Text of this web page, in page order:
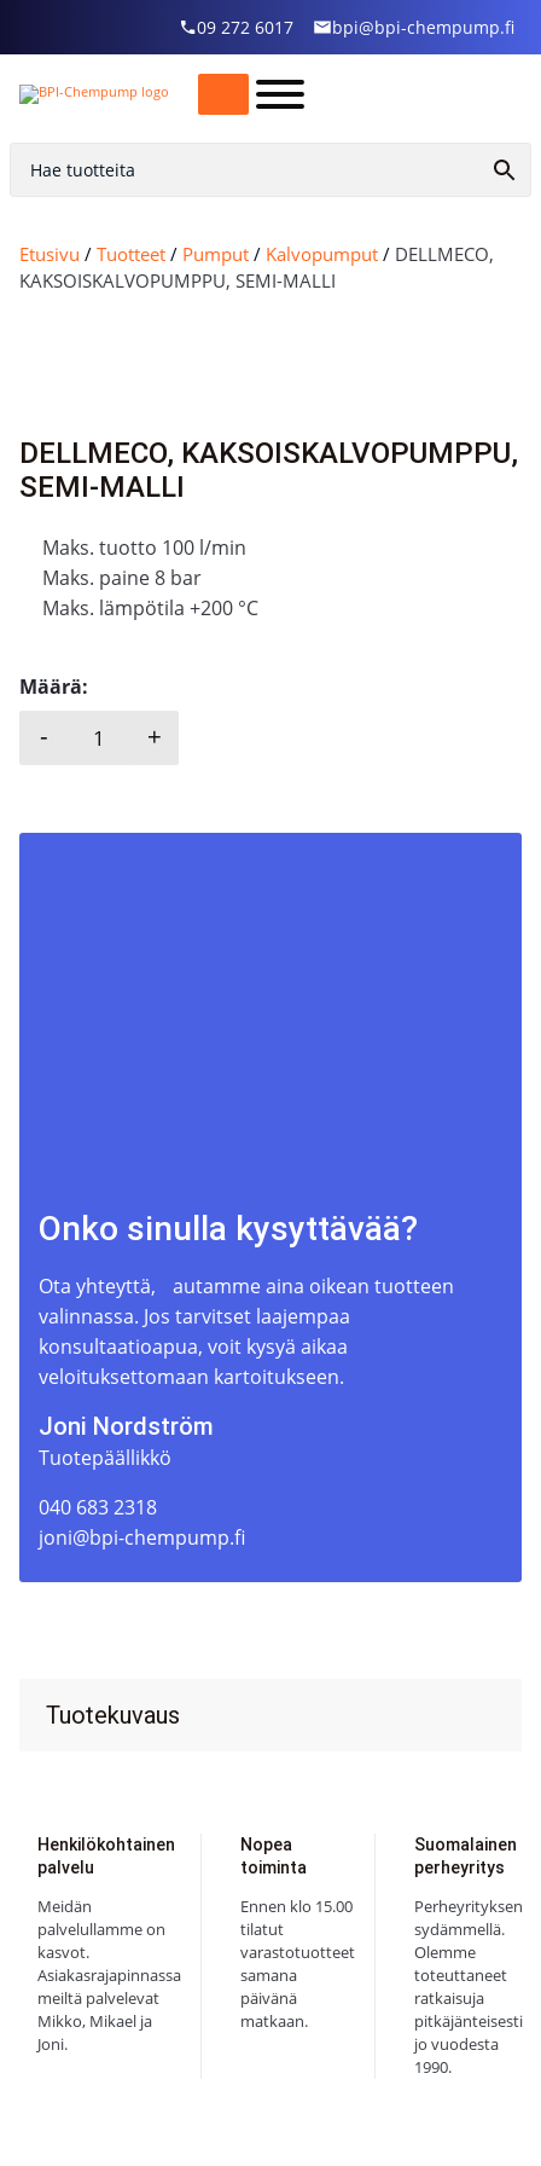
09 272 6017 bpi@bpi-chempump.fi
Etusivu / Tuotteet / Pumput / Kalvopumput / DELLMECO,
KAKSOISKALVOPUMPPU, SEMI-MALLI
DELLMECO, KAKSOISKALVOPUMPPU,
SEMI-MALLI
Maks. tuotto 100 l/min
Maks. paine 8 bar
Maks. lämpötila +200 °C
Määrä:
DELLMECO, KAKSOISKALVOPUMPPU, SEMI-
- +
Onko sinulla kysyttävää?
Ota yhteyttä, autamme aina oikean tuotteen
valinnassa. Jos tarvitset laajempaa
konsultaatioapua, voit kysyä aikaa
veloituksettomaan kartoitukseen.
Joni Nordström
Tuotepäällikkö
040 683 2318
joni@bpi-chempump.fi
Tuotekuvaus
Henkilökohtainen
palvelu
Meidän
palvelullamme on
kasvot.
Asiakasrajapinnassa
meiltä palvelevat
Mikko, Mikael ja
Joni.
Nopea
toiminta
Ennen klo 15.00
tilatut
varastotuotteet
samana
päivänä
matkaan.
Suomalainen
perheyritys
Perheyrityksen
sydämmellä.
Olemme
toteuttaneet
ratkaisuja
pitkäjänteisesti
jo vuodesta
1990.